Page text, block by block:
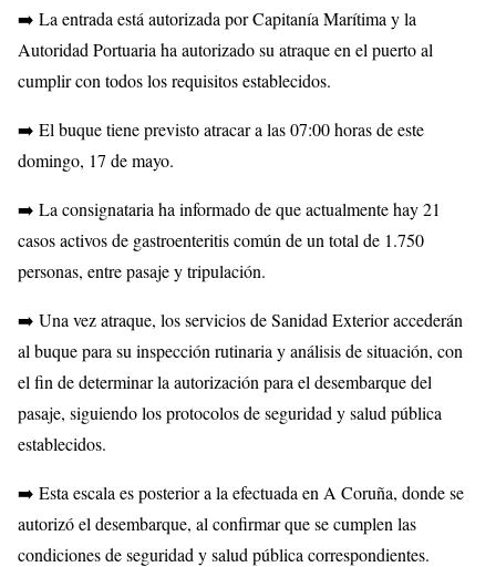
➡️ La entrada está autorizada por Capitanía Marítima y la
Autoridad Portuaria ha autorizado su atraque en el puerto al
cumplir con todos los requisitos establecidos.
➡️ El buque tiene previsto atracar a las 07:00 horas de este
domingo, 17 de mayo.
➡️ La consignataria ha informado de que actualmente hay 21
casos activos de gastroenteritis común de un total de 1.750
personas, entre pasaje y tripulación.
➡️ Una vez atraque, los servicios de Sanidad Exterior accederán
al buque para su inspección rutinaria y análisis de situación, con
el fin de determinar la autorización para el desembarque del
pasaje, siguiendo los protocolos de seguridad y salud pública
establecidos.
➡️ Esta escala es posterior a la efectuada en A Coruña, donde se
autorizó el desembarque, al confirmar que se cumplen las
condiciones de seguridad y salud pública correspondientes.